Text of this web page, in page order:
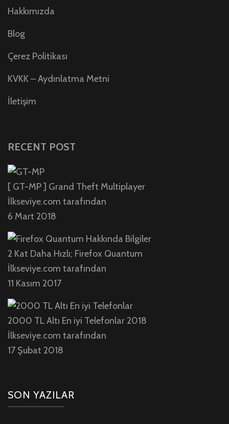
Hakkımızda
Blog
Çerez Politikası
KVKK – Aydınlatma Metni
İletişim
RECENT POST
[ GT-MP ] Grand Theft Multiplayer
İlkseviye.com tarafından
6 Mart 2018
2 Kat Daha Hızlı; Firefox Quantum
İlkseviye.com tarafından
11 Kasım 2017
2000 TL Altı En iyi Telefonlar 2018
İlkseviye.com tarafından
17 Şubat 2018
SON YAZILAR